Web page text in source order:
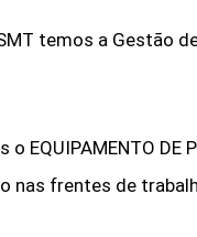
temos a Gestão de
EQUIPAMENTO DE
nas frentes de